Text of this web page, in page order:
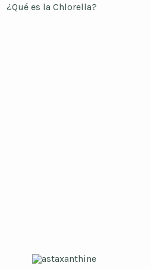
¿Qué es la Chlorella?